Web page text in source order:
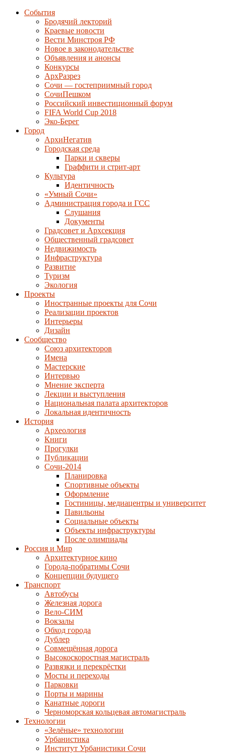
События
Бродячий лекторий
Краевые новости
Вести Минстроя РФ
Новое в законодательстве
Объявления и анонсы
Конкурсы
АрхРазрез
Сочи — гостеприимный город
СочиПешком
Российский инвестиционный форум
FIFA World Cup 2018
Эко-Берег
Город
АрхиНегатив
Городская среда
Парки и скверы
Граффити и стрит-арт
Культура
Идентичность
«Умный Сочи»
Администрация города и ГСС
Слушания
Документы
Градсовет и Архсекция
Общественный градсовет
Недвижимость
Инфраструктура
Развитие
Туризм
Экология
Проекты
Иностранные проекты для Сочи
Реализации проектов
Интерьеры
Дизайн
Сообщество
Союз архитекторов
Имена
Мастерские
Интервью
Мнение эксперта
Лекции и выступления
Национальная палата архитекторов
Локальная идентичность
История
Археология
Книги
Прогулки
Публикации
Сочи-2014
Планировка
Спортивные объекты
Оформление
Гостиницы, медиацентры и университет
Павильоны
Социальные объекты
Объекты инфраструктуры
После олимпиады
Россия и Мир
Архитектурное кино
Города-побратимы Сочи
Концепции будущего
Транспорт
Автобусы
Железная дорога
Вело-СИМ
Вокзалы
Обход города
Дублер
Совмещённая дорога
Высокоскоростная магистраль
Развязки и перекрёстки
Мосты и переходы
Парковки
Порты и марины
Канатные дороги
Черноморская кольцевая автомагистраль
Технологии
«Зелёные» технологии
Урбанистика
Институт Урбанистики Сочи